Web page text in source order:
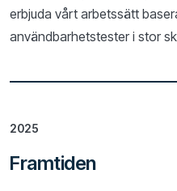
erbjuda vårt arbetssätt
användbarhetstester i stor
2025
Framtiden